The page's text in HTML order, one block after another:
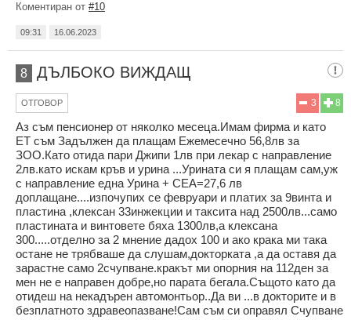
Коментиран от #10
09:31 16.06.2023
8 ДЪЛБОКО ВИЖДАЩ
8
3
ОТГОВОР
Аз съм пенсионер от няколко месеца.Имам фирма и като
ЕТ съм Задължен да плащам Ежемесечно 56,8лв за
ЗОО.Като отида пари Джипи 1лв при лекар с направление
2лв.като искам кръв и урина ...Урината си я плащам сам,уж
с направление една Урина + СЕА=27,6 лв
доплащане....изпочупих се февруари и платих за 9винта и
пластина ,клексан 33инжекции и таксита над 2500лв...само
пластината и винтовете бяха 1300лв,а клексана
300.....отделно за 2 мнение дадох 100 и ако крака ми така
остане не трябваше да слушам,докторката ,а да оставя да
зарастне само 2счупване.кракът ми опорния на 112ден за
мен не е направен добре,но парата бегала.Същото като да
отидеш на некадърен автомонтьор..Да ви ...в докторите и в
безплатното здравеопазване!Сам съм си оправял Счупване